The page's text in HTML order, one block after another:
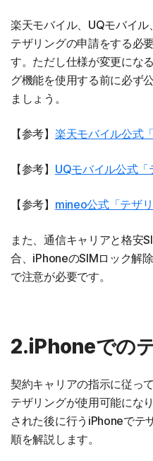
楽天モバイル、UQモバイ
テザリングの申請をする必
す。ただし仕様が変更にな
グ機能を使用する前に必ず
ましょう。
【参考】 楽天モバイル公式
【参考】 UQモバイル公式「
【参考】 mineo公式「テザリ
また、通信キャリアと格安
合、iPhoneのSIMロック解
で注意が必要です。
2.iPhoneでの
契約キャリアの指示に従っ
テザリングが使用可能にな
された後に行うiPhoneでテ
順を解説します。